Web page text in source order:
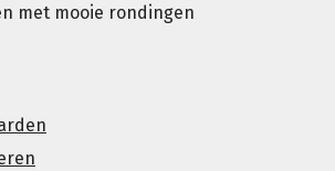
met mooie rondingen